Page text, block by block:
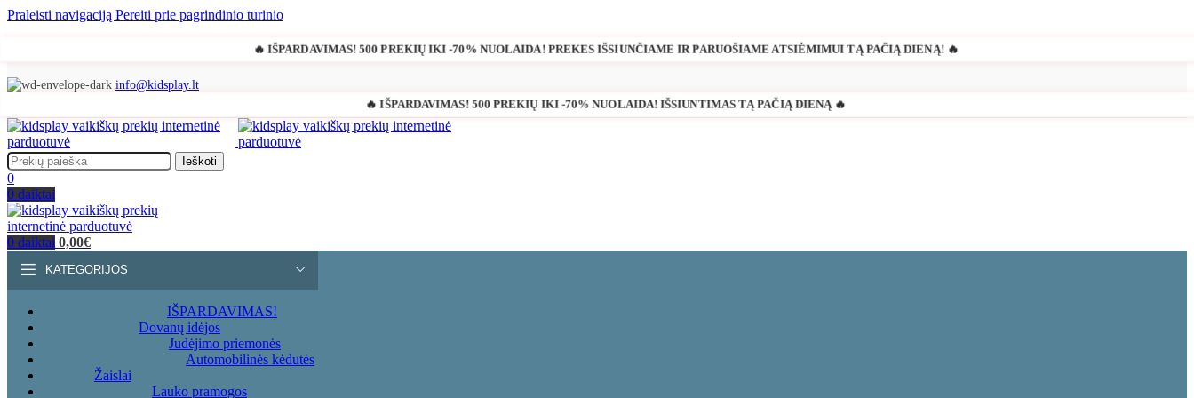
Praleisti navigaciją Pereiti prie pagrindinio turinio
🔥 IŠPARDAVIMAS! 500 PREKIŲ IKI -70% NUOLAIDA! PREKES IŠSIUNČIAME IR PARUOŠIAME ATSIĖMIMUI TĄ PAČIĄ DIENĄ! 🔥
info@kidsplay.lt
🔥 IŠPARDAVIMAS! 500 PREKIŲ IKI -70% NUOLAIDA! IŠSIUNTIMAS TĄ PAČIĄ DIENĄ 🔥
Ieškoti
0
0 daiktai
0 daiktai 0,00€
KATEGORIJOS
IŠPARDAVIMAS!
Dovanų idėjos
Judėjimo priemonės
Automobilinės kėdutės
Žaislai
Lauko pramogos